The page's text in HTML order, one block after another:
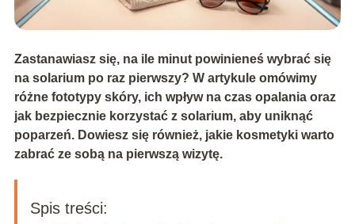
Zastanawiasz się, na ile minut powinieneś wybrać się
na solarium po raz pierwszy? W artykule omówimy
różne fototypy skóry, ich wpływ na czas opalania oraz
jak bezpiecznie korzystać z solarium, aby uniknąć
poparzeń. Dowiesz się również, jakie kosmetyki warto
zabrać ze sobą na pierwszą wizytę.
Spis treści: